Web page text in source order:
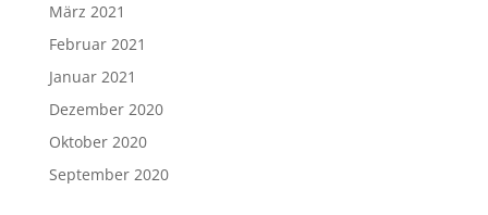
März 2021
Februar 2021
Januar 2021
Dezember 2020
Oktober 2020
September 2020